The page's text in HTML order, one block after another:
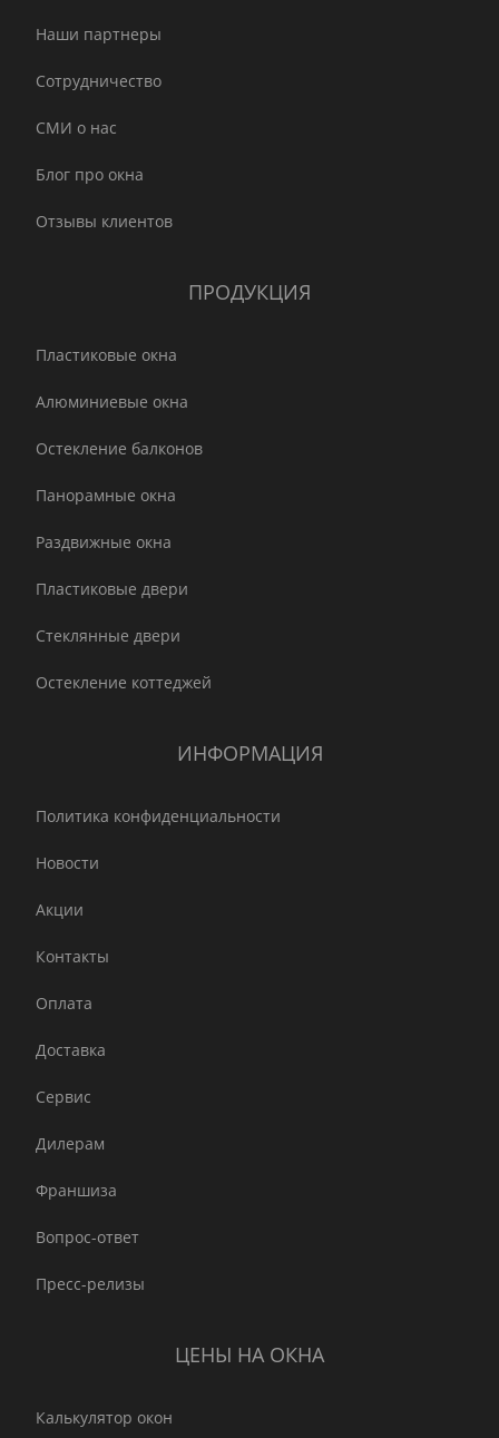
Наши партнеры
Сотрудничество
СМИ о нас
Блог про окна
Отзывы клиентов
ПРОДУКЦИЯ
Пластиковые окна
Алюминиевые окна
Остекление балконов
Панорамные окна
Раздвижные окна
Пластиковые двери
Стеклянные двери
Остекление коттеджей
ИНФОРМАЦИЯ
Политика конфиденциальности
Новости
Акции
Контакты
Оплата
Доставка
Сервис
Дилерам
Франшиза
Вопрос-ответ
Пресс-релизы
ЦЕНЫ НА ОКНА
Калькулятор окон